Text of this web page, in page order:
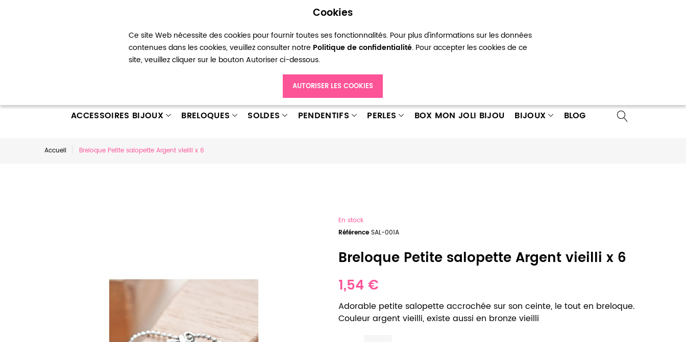
Cookies
Ce site Web nécessite des cookies pour fournir toutes ses fonctionnalités. Pour plus d'informations sur les données
contenues dans les cookies, veuillez consulter notre Politique de confidentialité. Pour accepter les cookies de ce
site, veuillez cliquer sur le bouton Autoriser ci-dessous.
AUTORISER LES COOKIES
Mon compte Ma liste d’envies Connexion Créer un compte
ACCESSOIRES BIJOUX BRELOQUES SOLDES PENDENTIFS PERLES BOX MON JOLI BIJOU BIJOUX BLOG
Accueil Breloque Petite salopette Argent vieilli x 6
En stock
Référence SAL-001A
Breloque Petite salopette Argent vieilli x 6
1,54 €
Adorable petite salopette accrochée sur son ceinte, le tout en breloque.
Couleur argent vieilli, existe aussi en bronze vieilli